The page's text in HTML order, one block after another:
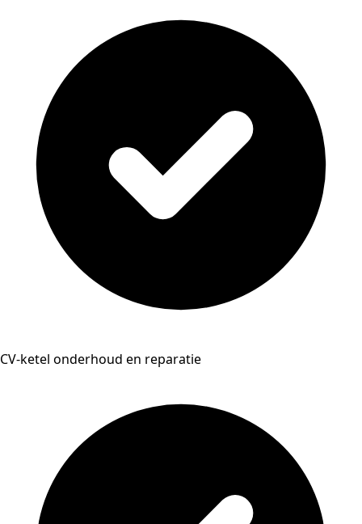
CV-ketel onderhoud en reparatie